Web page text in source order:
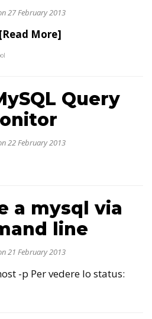
27 February 2013
[Read More]
Query
22 February 2013
a mysql via
line
21 February 2013
-p Per vedere lo status: